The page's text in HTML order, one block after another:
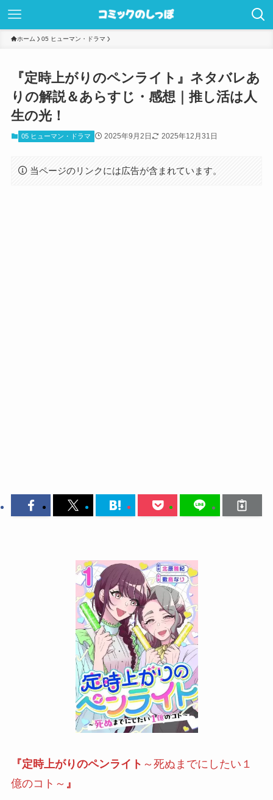
ホーム 05 ヒューマン・ドラマ
『定時上がりのペンライト』ネタバレあ
りの解説＆あらすじ・感想｜推し活は人
生の光！
05 ヒューマン・ドラマ 2025年9月2日 2025年12月31日
当ページのリンクには広告が含まれています。
『定時上がりのペンライト ～死ぬまでにしたい１
億のコト～ 』